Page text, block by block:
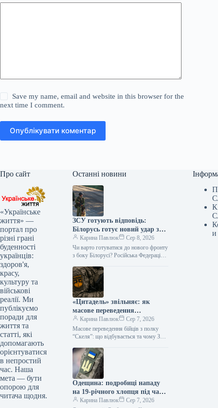
Save my name, email and website in this browser for the
next time I comment.
Опублікувати коментар
Про сайт
«Українське
життя» —
портал про
різні грані
буденності
українців:
здоров'я,
красу,
культуру та
військові
реалії. Ми
публікуємо
поради для
життя та
статті, які
допомагають
орієнтуватися
в непростий
час. Наша
мета — бути
опорою для
читача щодня.
Останні новини
ЗСУ готують відповідь:
Білорусь готує новий удар з
Чернігівщини?
Карина Павлюк
Сер 8, 2026
Чи варто готуватися до нового фронту
з боку Білорусі? Російська Федерація
напрямку наступу, використовуючи
територію…
«Цитадель» звільняє: як
масове переведення
військових змінює фронт
Карина Павлюк
Сер 7, 2026
Масове переведення бійців з полку
“Скеля”: що відбувається та чому З
“Скеля” розпочато переведення
військовослужбовців до…
Одещина: подробиці нападу
на 19-річного хлопця під час
мобілізації, омбудсмен
Карина Павлюк
Сер 7, 2026
и